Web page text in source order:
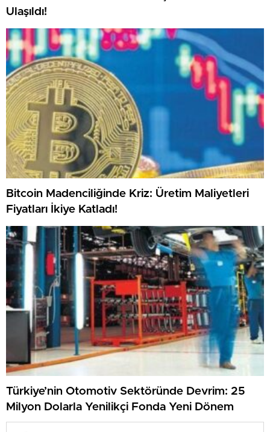
Ulaşıldı!
Bitcoin Madenciliğinde Kriz: Üretim Maliyetleri
Fiyatları İkiye Katladı!
Türkiye’nin Otomotiv Sektöründe Devrim: 25
Milyon Dolarla Yenilikçi Fonda Yeni Dönem